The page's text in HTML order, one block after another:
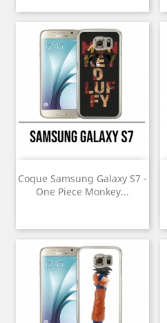
Coque Samsung Galaxy S7 -
One Piece Monkey...